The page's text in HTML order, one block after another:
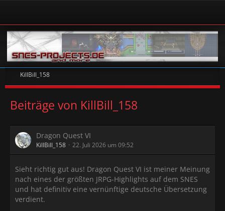
KillBill_158
Beiträge von KillBill_158
Dragon Quest VI
KillBill_158 22. Juli 2026 um 09:52
Sieht richtig gut aus! Dragon Quest VI ist meiner Meinung
nach eines der größten JRPG-Highlights auf dem SNES
und hat definitiv eine vernünftige deutsche Übersetzung
verdient.